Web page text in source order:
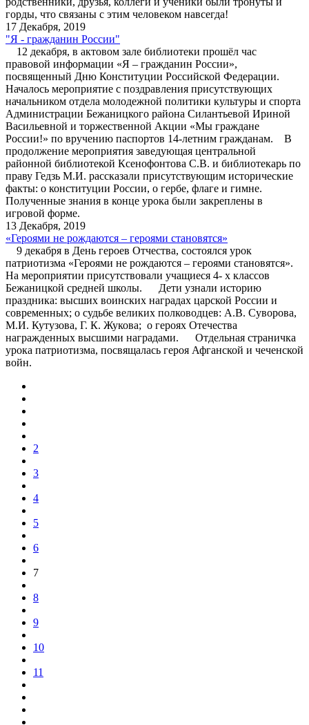
горды, что связаны с этим человеком навсегда!
17 Декабря, 2019
"Я - гражданин России"
12 декабря, в актовом зале библиотеки прошёл час
правовой информации «Я – гражданин России»,
посвященный Дню Конституции Российской Федерации.
Началось мероприятие с поздравления присутствующих
начальником отдела молодежной политики культуры и спорта
Администрации Бежаницкого района Силантьевой Ириной
Васильевной и торжественной Акции «Мы граждане
России!» по вручению паспортов 14-летним гражданам. В
продолжение мероприятия заведующая центральной
районной библиотекой Ксенофонтова С.В. и библиотекарь по
праву Гедзь М.И. рассказали присутствующим исторические
факты: о конституции России, о гербе, флаге и гимне.
Полученные знания в конце урока были закреплены в
игровой форме.
13 Декабря, 2019
«Героями не рождаются – героями становятся»
9 декабря в День героев Отчества, состоялся урок
патриотизма «Героями не рождаются – героями становятся».
На мероприятии присутствовали учащиеся 4- х классов
Бежаницкой средней школы. Дети узнали историю
праздника: высших воинских наградах царской России и
современных; о судьбе великих полководцев: А.В. Суворова,
М.И. Кутузова, Г. К. Жукова; о героях Отечества
награжденных высшими наградами. Отдельная страничка
урока патриотизма, посвящалась героя Афганской и чеченской
войн.
2
3
4
5
6
7
8
9
10
11